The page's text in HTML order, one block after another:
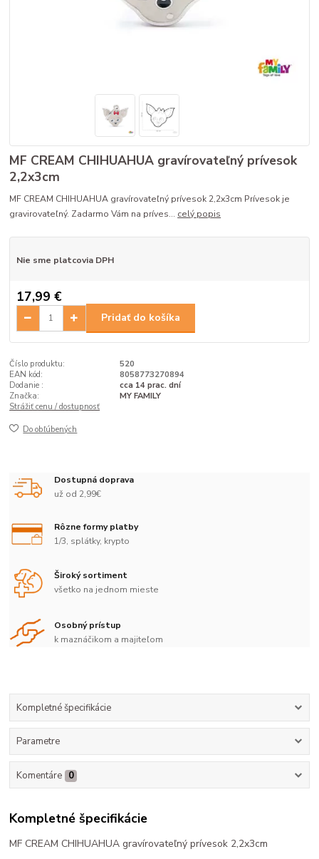
MF CREAM CHIHUAHUA gravírovateľný prívesok
2,2x3cm
MF CREAM CHIHUAHUA gravírovateľný prívesok 2,2x3cm Prívesok je
gravirovateľný. Zadarmo Vám na príves... celý popis
Nie sme platcovia DPH
17,99 €
Pridať do košíka
Číslo produktu:
520
EAN kód:
8058773270894
Dodanie :
cca 14 prac. dní
Značka:
MY FAMILY
Strážiť cenu / dostupnosť
Do obľúbených
Dostupná doprava
už od 2,99€
Rôzne formy platby
1/3, splátky, krypto
Široký sortiment
všetko na jednom mieste
Osobný prístup
k maznáčikom a majiteľom
Kompletné špecifikácie
Parametre
Komentáre 0
Kompletné špecifikácie
MF CREAM CHIHUAHUA gravírovateľný prívesok 2,2x3cm